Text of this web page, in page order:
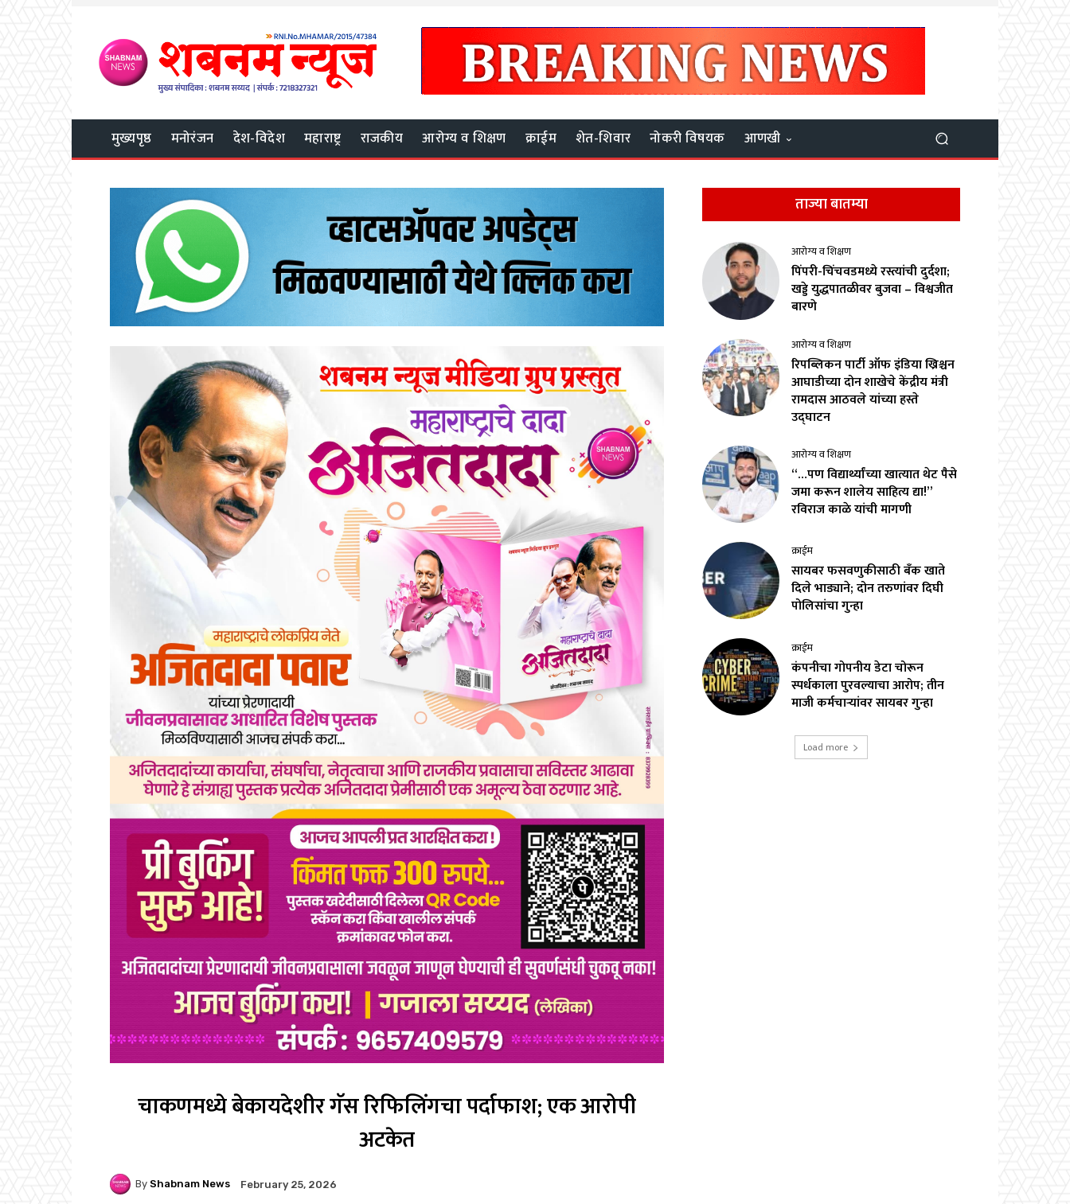
मुख्यपृष्ठ मनोरंजन देश-विदेश महाराष्ट्र राजकीय आरोग्य व शिक्षण क्राईम शेत-शिवार नोकरी विषयक आणखी
चाकणमध्ये बेकायदेशीर गॅस रिफिलिंगचा पर्दाफाश; एक आरोपी
अटकेत
By Shabnam News February 25, 2026
ताज्या बातम्या
आरोग्य व शिक्षण
पिंपरी-चिंचवडमध्ये रस्त्यांची दुर्दशा;
खड्डे युद्धपातळीवर बुजवा – विश्वजीत
बारणे
आरोग्य व शिक्षण
रिपब्लिकन पार्टी ऑफ इंडिया ख्रिश्चन
आघाडीच्या दोन शाखेचे केंद्रीय मंत्री
रामदास आठवले यांच्या हस्ते
उद्घाटन
आरोग्य व शिक्षण
“…पण विद्यार्थ्यांच्या खात्यात थेट पैसे
जमा करून शालेय साहित्य द्या!”
रविराज काळे यांची मागणी
क्राईम
सायबर फसवणुकीसाठी बँक खाते
दिले भाड्याने; दोन तरुणांवर दिघी
पोलिसांचा गुन्हा
क्राईम
कंपनीचा गोपनीय डेटा चोरून
स्पर्धकाला पुरवल्याचा आरोप; तीन
माजी कर्मचाऱ्यांवर सायबर गुन्हा
Load more